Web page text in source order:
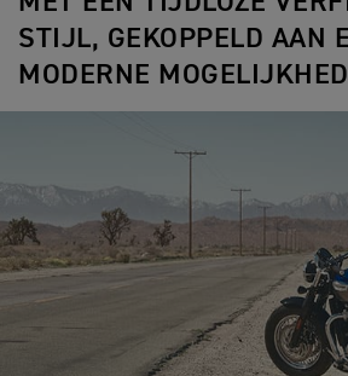
STIJL, GEKOPPELD AAN
MODERNE